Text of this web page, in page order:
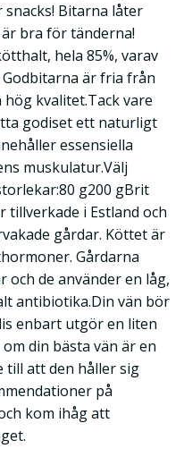
Bitarna låter
bra för tänderna!
hela 85%, varav
är fria från
kvalitet.Tack vare
godiset ett naturligt
essensiella
muskulatur.Välj
g200 gBrit
tillverkade i Estland och
gårdar. Köttet är
Gårdarna
de använder en låg,
antibiotika.Din vän bör
enbart utgör en liten
din bästa vän är en
till att den håller sig
på
kom ihåg att